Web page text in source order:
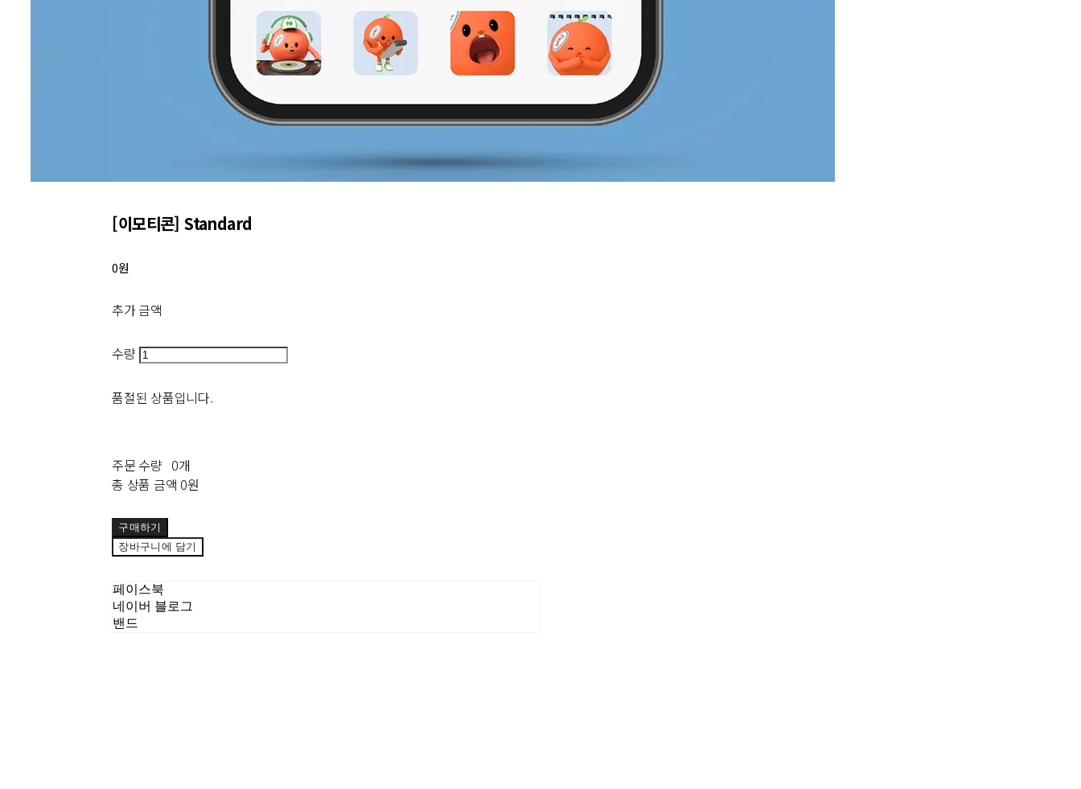
[이모티콘] Standard
0원
추가 금액
수량
품절된 상품입니다.
주문 수량 0개
총 상품 금액 0원
구매하기
장바구니에 담기
페이스북
네이버 블로그
밴드